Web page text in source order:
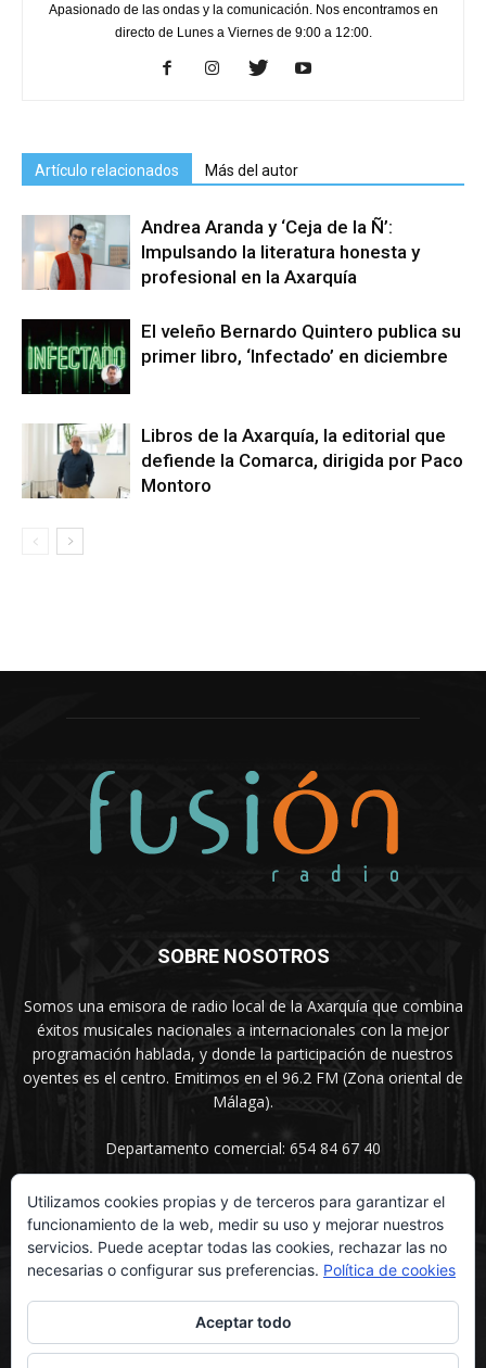
Apasionado de las ondas y la comunicación. Nos encontramos en
directo de Lunes a Viernes de 9:00 a 12:00.
Artículo relacionados Más del autor
Andrea Aranda y ‘Ceja de la Ñ’:
Impulsando la literatura honesta y
profesional en la Axarquía
El veleño Bernardo Quintero publica su
primer libro, ‘Infectado’ en diciembre
Libros de la Axarquía, la editorial que
defiende la Comarca, dirigida por Paco
Montoro
SOBRE NOSOTROS
Somos una emisora de radio local de la Axarquía que combina
éxitos musicales nacionales a internacionales con la mejor
programación hablada, y donde la participación de nuestros
oyentes es el centro. Emitimos en el 96.2 FM (Zona oriental de
Málaga).
Departamento comercial: 654 84 67 40
SÍGUENOS
Utilizamos cookies propias y de terceros para garantizar el
funcionamiento de la web, medir su uso y mejorar nuestros
servicios. Puede aceptar todas las cookies, rechazar las no
necesarias o configurar sus preferencias. Política de cookies
Aceptar todo